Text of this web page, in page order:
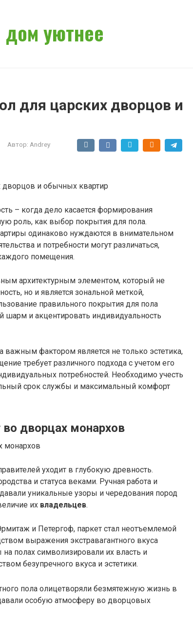
уютнее
для царских дворцов и
Автор: Andrey
дворцов и обычных квартир
– когда дело касается формирования
роль, как выбор покрытия для пола.
одинаково нуждаются в внимательном
и потребности могут различаться,
помещения.
архитектурным элементом, который не
но и является зональной меткой,
правильного покрытия для пола
шарм и акцентировать индивидуальность
фактором является не только эстетика,
требует различного подхода с учетом его
потребностей. Необходимо учесть
срок службы и максимальный комфорт
дворцах монархов
уходит в глубокую древность.
и статуса веками. Ручная работа и
уникальные узоры и чередования пород
их владельцев.
и Петергоф, паркет стал неотъемлемой
выражения экстравагантного вкуса
полах символизировали их власть и
безупречного вкуса и эстетики.
пола олицетворяли безмятежную жизнь в
особую атмосферу во дворцовых